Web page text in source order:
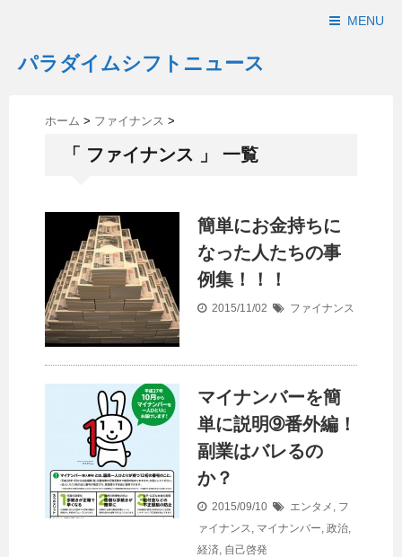
MENU
パラダイムシフトニュース
ホーム > ファイナンス >
「 ファイナンス 」 一覧
簡単にお金持ちに
なった人たちの事
例集！！！
2015/11/02 ファイナンス
マイナンバーを簡
単に説明➈番外編！
副業はバレるの
か？
2015/09/10 エンタメ , フ
ァイナンス, マイナンバー, 政治,
経済, 自己啓発